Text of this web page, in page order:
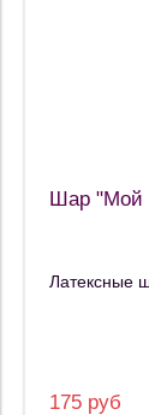
Шар "Мой
Латексные
175 руб